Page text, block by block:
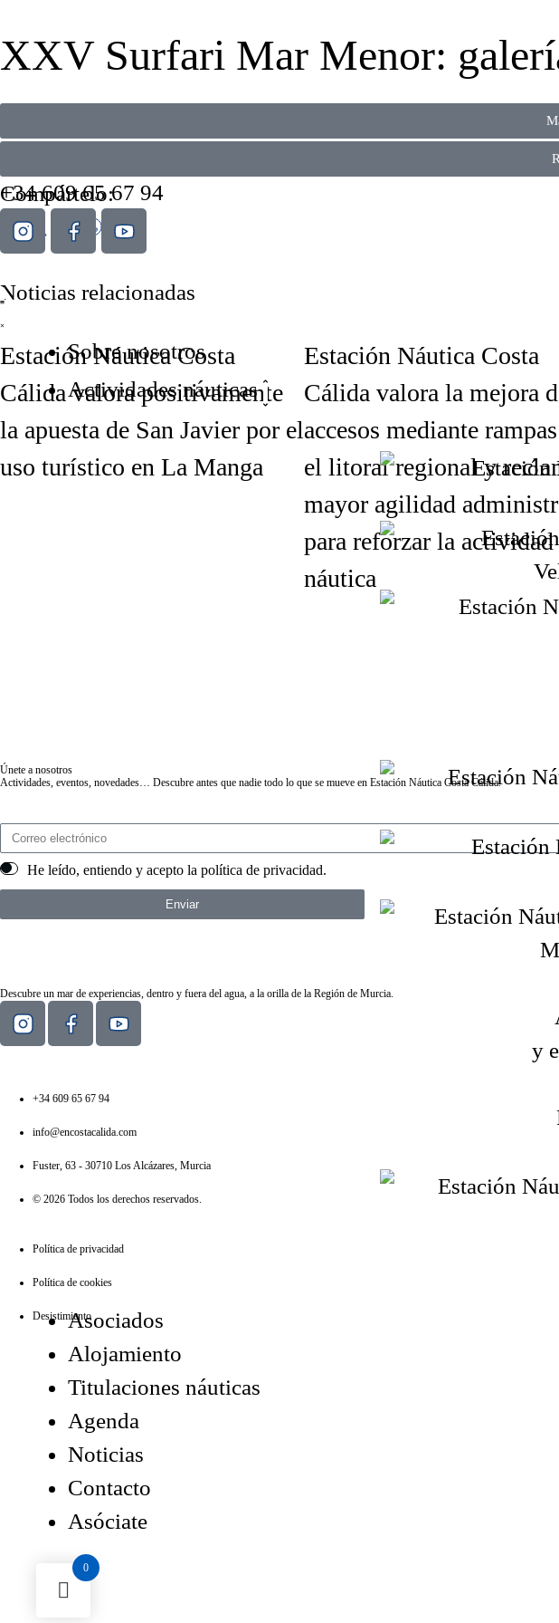
+34 609 65 67 94
Sobre nosotros
Actividades náuticas
y
Asociados
Alojamiento
Titulaciones náuticas
Agenda
Noticias
Contacto
Asóciate
XXV Surfari Mar Menor:
Compártelo:
Noticias relacionadas
Estación Náutica Costa
Cálida valora positivamente
la apuesta de San Javier por el
uso turístico en La Manga
Estación Náutica Costa
Cálida valora la mejora
accesos mediante
el litoral regional y
mayor agilidad
para reforzar la actividad
náutica
Únete a nosotros
Actividades, eventos, novedades… Descubre antes que nadie todo lo que se mueve en Estación Náutica Costa Cálida.
He leído, entiendo y acepto la política de privacidad.
Enviar
Descubre un mar de experiencias, dentro y fuera del agua, a la orilla de la Región de Murcia.
+34 609 65 67 94
info@encostacalida.com
Fuster, 63 - 30710 Los Alcázares, Murcia
© 2026 Todos los derechos reservados.
Política de privacidad
Política de cookies
Desistimiento
0